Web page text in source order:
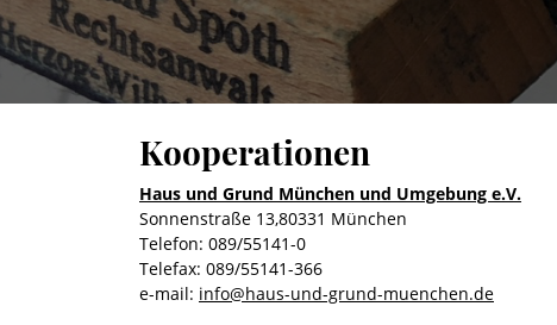
Kooperationen
Haus und Grund München und Umgebung e.V.
Sonnenstraße 13,80331 München
Telefon: 089/55141-0
Telefax: 089/55141-366
e-mail: info@haus-und-grund-muenchen.de